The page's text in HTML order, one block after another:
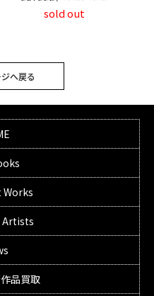
sold out
へ戻る
Works
Artists
品買取